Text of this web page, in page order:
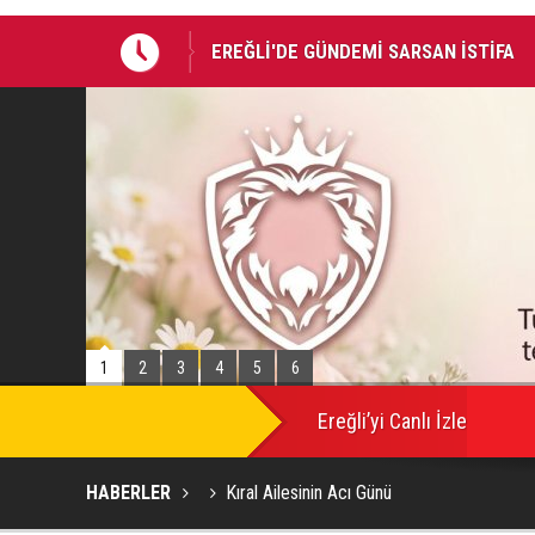
EREĞLİ'DE GÜNDEMİ SARSAN İSTİFA
Takla atan otomobildeki Bedirhan öldü,
1 2 3 4 5 6
Ereğli’yi Canlı İzle
HABERLER Kıral Ailesinin Acı Günü